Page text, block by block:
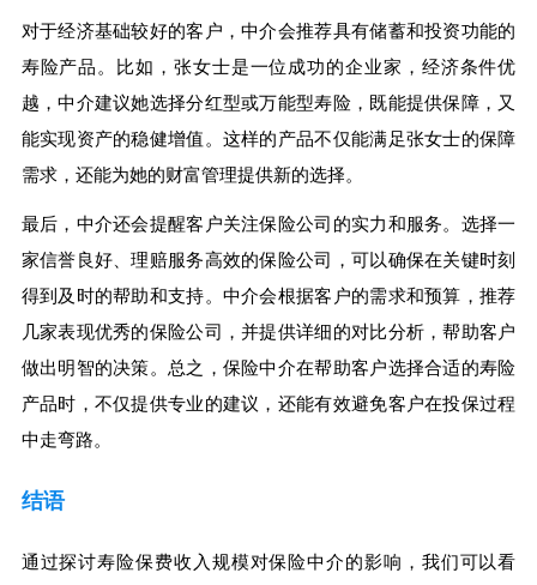
对于经济基础较好的客户，中介会推荐具有储蓄和投资功能的
寿险产品。比如，张女士是一位成功的企业家，经济条件优
越，中介建议她选择分红型或万能型寿险，既能提供保障，又
能实现资产的稳健增值。这样的产品不仅能满足张女士的保障
需求，还能为她的财富管理提供新的选择。
最后，中介还会提醒客户关注保险公司的实力和服务。选择一
家信誉良好、理赔服务高效的保险公司，可以确保在关键时刻
得到及时的帮助和支持。中介会根据客户的需求和预算，推荐
几家表现优秀的保险公司，并提供详细的对比分析，帮助客户
做出明智的决策。总之，保险中介在帮助客户选择合适的寿险
产品时，不仅提供专业的建议，还能有效避免客户在投保过程
中走弯路。
结语
通过探讨寿险保费收入规模对保险中介的影响，我们可以看